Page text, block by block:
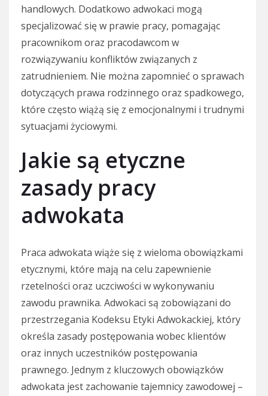
handlowych. Dodatkowo adwokaci mogą
specjalizować się w prawie pracy, pomagając
pracownikom oraz pracodawcom w
rozwiązywaniu konfliktów związanych z
zatrudnieniem. Nie można zapomnieć o sprawach
dotyczących prawa rodzinnego oraz spadkowego,
które często wiążą się z emocjonalnymi i trudnymi
sytuacjami życiowymi.
Jakie są etyczne
zasady pracy
adwokata
Praca adwokata wiąże się z wieloma obowiązkami
etycznymi, które mają na celu zapewnienie
rzetelności oraz uczciwości w wykonywaniu
zawodu prawnika. Adwokaci są zobowiązani do
przestrzegania Kodeksu Etyki Adwokackiej, który
określa zasady postępowania wobec klientów
oraz innych uczestników postępowania
prawnego. Jednym z kluczowych obowiązków
adwokata jest zachowanie tajemnicy zawodowej –